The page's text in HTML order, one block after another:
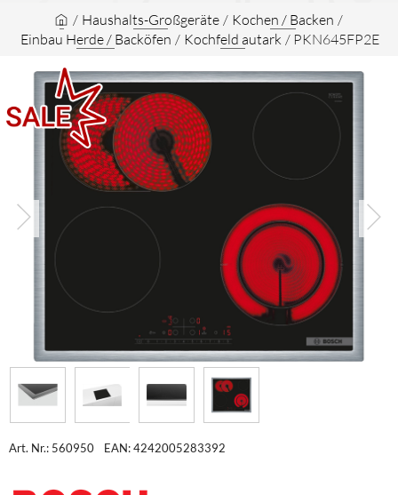
/ Haushalts-Großgeräte / Kochen / Backen /
Einbau Herde / Backöfen / Kochfeld autark / PKN645FP2E
Art. Nr.: 560950 EAN: 4242005283392